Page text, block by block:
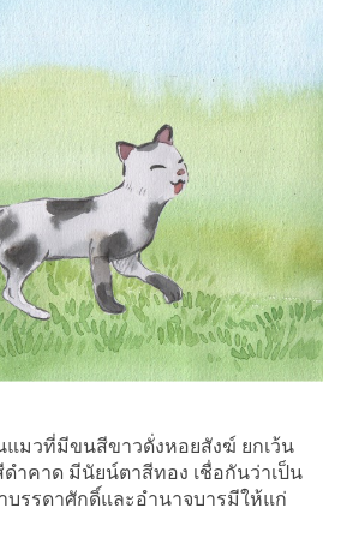
แมวที่มีขนสีขาวดั่งหอยสังฆ์ ยกเว้น
ำคาด มีนัยน์ตาสีทอง เชื่อกันว่าเป็น
รรดาศักดิ์และอำนาจบารมีให้แก่